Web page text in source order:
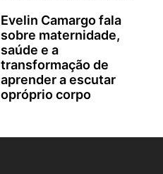
Evelin Camargo fala
sobre maternidade,
saúde e a
transformação de
aprender a escutar
opróprio corpo